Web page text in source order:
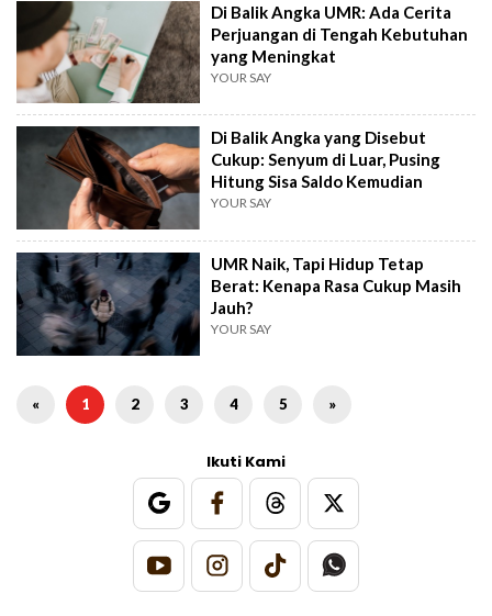
Di Balik Angka UMR: Ada Cerita
Perjuangan di Tengah Kebutuhan
yang Meningkat
YOUR SAY
Di Balik Angka yang Disebut
Cukup: Senyum di Luar, Pusing
Hitung Sisa Saldo Kemudian
YOUR SAY
UMR Naik, Tapi Hidup Tetap
Berat: Kenapa Rasa Cukup Masih
Jauh?
YOUR SAY
« 1 2 3 4 5 »
Ikuti Kami